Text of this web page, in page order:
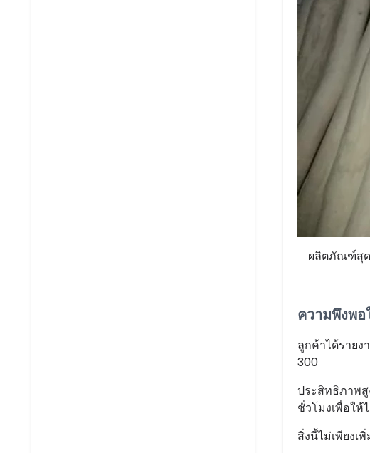
ผลิตภัณฑ์สุ
ความพึงพ
ลูกค้าได้ราย
300
ประสิทธิภาพสู
ชั่วโมงเพื่อให้
สิ่งนี้ไม่เพียง